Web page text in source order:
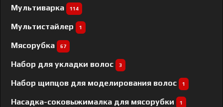
Мультиварка 114
Мультистайлер 1
Мясорубка 67
Набор для укладки волос 3
Набор щипцов для моделирования волос 1
Насадка-соковыжималка для мясорубки 1